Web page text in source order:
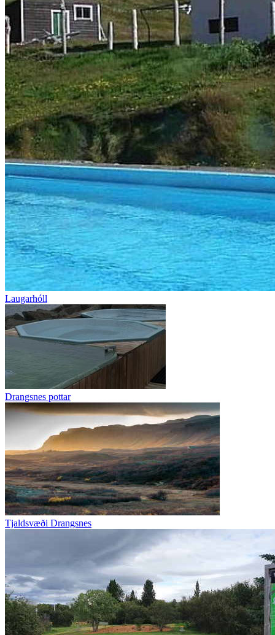
Laugarhóll
Drangsnes pottar
Tjaldsvæði Drangsnes